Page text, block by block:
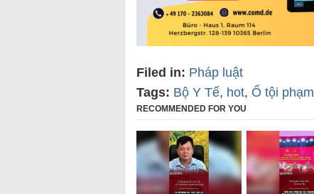
Filed in: Pháp luật
Tags: Bộ Y Tế, hot, Ổ tội phạm
RECOMMENDED FOR YOU